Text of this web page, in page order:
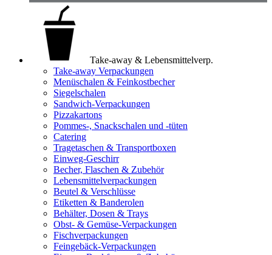
Take-away & Lebensmittelverp.
Take-away Verpackungen
Menüschalen & Feinkostbecher
Siegelschalen
Sandwich-Verpackungen
Pizzakartons
Pommes-, Snackschalen und -tüten
Catering
Tragetaschen & Transportboxen
Einweg-Geschirr
Becher, Flaschen & Zubehör
Lebensmittelverpackungen
Beutel & Verschlüsse
Etiketten & Banderolen
Behälter, Dosen & Trays
Obst- & Gemüse-Verpackungen
Fischverpackungen
Feingebäck-Verpackungen